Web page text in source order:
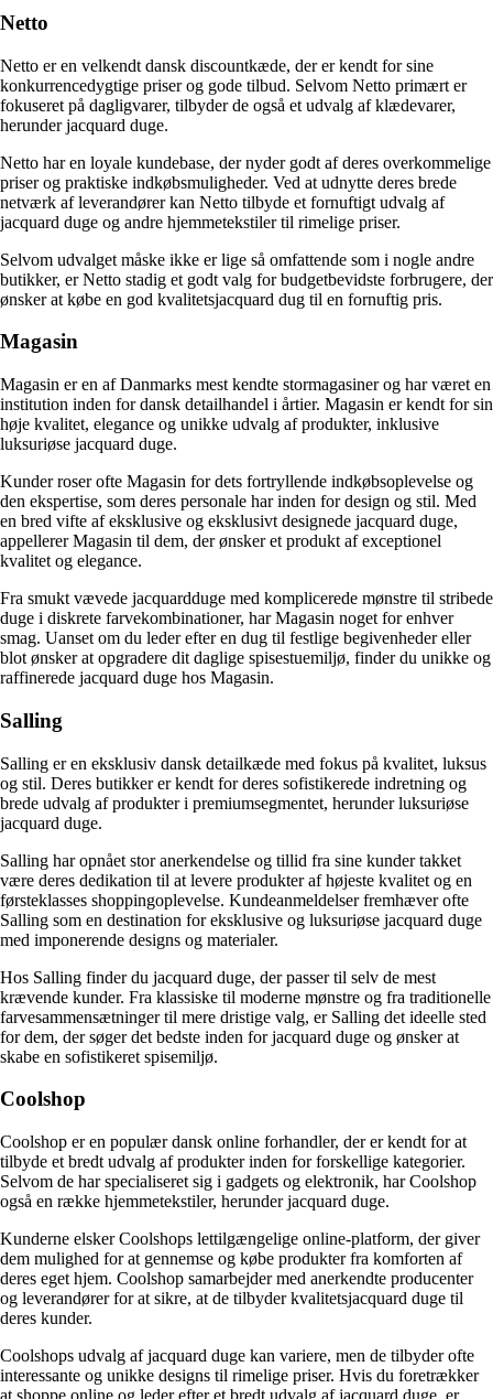
Netto
Netto er en velkendt dansk discountkæde, der er kendt for sine
konkurrencedygtige priser og gode tilbud. Selvom Netto primært er
fokuseret på dagligvarer, tilbyder de også et udvalg af klædevarer,
herunder jacquard duge.
Netto har en loyale kundebase, der nyder godt af deres overkommelige
priser og praktiske indkøbsmuligheder. Ved at udnytte deres brede
netværk af leverandører kan Netto tilbyde et fornuftigt udvalg af
jacquard duge og andre hjemmetekstiler til rimelige priser.
Selvom udvalget måske ikke er lige så omfattende som i nogle andre
butikker, er Netto stadig et godt valg for budgetbevidste forbrugere, der
ønsker at købe en god kvalitetsjacquard dug til en fornuftig pris.
Magasin
Magasin er en af Danmarks mest kendte stormagasiner og har været en
institution inden for dansk detailhandel i årtier. Magasin er kendt for sin
høje kvalitet, elegance og unikke udvalg af produkter, inklusive
luksuriøse jacquard duge.
Kunder roser ofte Magasin for dets fortryllende indkøbsoplevelse og
den ekspertise, som deres personale har inden for design og stil. Med
en bred vifte af eksklusive og eksklusivt designede jacquard duge,
appellerer Magasin til dem, der ønsker et produkt af exceptionel
kvalitet og elegance.
Fra smukt vævede jacquardduge med komplicerede mønstre til stribede
duge i diskrete farvekombinationer, har Magasin noget for enhver
smag. Uanset om du leder efter en dug til festlige begivenheder eller
blot ønsker at opgradere dit daglige spisestuemiljø, finder du unikke og
raffinerede jacquard duge hos Magasin.
Salling
Salling er en eksklusiv dansk detailkæde med fokus på kvalitet, luksus
og stil. Deres butikker er kendt for deres sofistikerede indretning og
brede udvalg af produkter i premiumsegmentet, herunder luksuriøse
jacquard duge.
Salling har opnået stor anerkendelse og tillid fra sine kunder takket
være deres dedikation til at levere produkter af højeste kvalitet og en
førsteklasses shoppingoplevelse. Kundeanmeldelser fremhæver ofte
Salling som en destination for eksklusive og luksuriøse jacquard duge
med imponerende designs og materialer.
Hos Salling finder du jacquard duge, der passer til selv de mest
krævende kunder. Fra klassiske til moderne mønstre og fra traditionelle
farvesammensætninger til mere dristige valg, er Salling det ideelle sted
for dem, der søger det bedste inden for jacquard duge og ønsker at
skabe en sofistikeret spisemiljø.
Coolshop
Coolshop er en populær dansk online forhandler, der er kendt for at
tilbyde et bredt udvalg af produkter inden for forskellige kategorier.
Selvom de har specialiseret sig i gadgets og elektronik, har Coolshop
også en række hjemmetekstiler, herunder jacquard duge.
Kunderne elsker Coolshops lettilgængelige online-platform, der giver
dem mulighed for at gennemse og købe produkter fra komforten af
deres eget hjem. Coolshop samarbejder med anerkendte producenter
og leverandører for at sikre, at de tilbyder kvalitetsjacquard duge til
deres kunder.
Coolshops udvalg af jacquard duge kan variere, men de tilbyder ofte
interessante og unikke designs til rimelige priser. Hvis du foretrækker
at shoppe online og leder efter et bredt udvalg af jacquard duge, er